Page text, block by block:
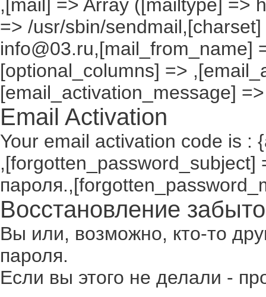
,[mail] => Array ([mailtype] =>
=> /usr/sbin/
info@03.ru,[mail_from_name]
[optional_columns] =>
[email_activation_message] =>
Email Activation
Your email activation code is :
,[forgotten_password_subject]
Восстановление
Вы или, возможно, кто-то
пароля.
Если вы этого не делали -